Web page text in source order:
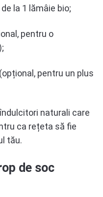
la 1 lămâie bio;
pentru o
pentru un plus
naturali care
ca rețeta să fie
tău.
de soc